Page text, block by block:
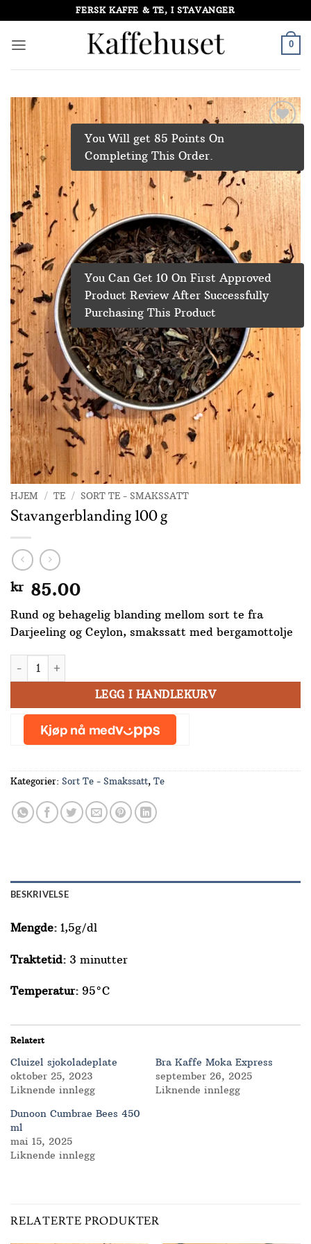
to
content
FERSK KAFFE & TE, I STAVANGER
0
HJEM / TE / SORT TE - SMAKSSATT
Stavangerblanding 100 g
kr85.00
Rund og behagelig blanding mellom sort te fra
Darjeeling og Ceylon, smakssatt med bergamottolje
You Will get 85 Points On
Completing This Order.
You Can Get 10 On First Approved
Product Review After Successfully
Purchasing This Product
Stavangerblanding 100 g antall
LEGG I HANDLEKURV
Kategorier: Sort Te - Smakssatt, Te
BESKRIVELSE
Mengde: 1,5g/dl
Traktetid: 3 minutter
Temperatur: 95°C
Relatert
Cluizel sjokoladeplate
oktober 25, 2023
Liknende innlegg
Bra Kaffe Moka Express
september 26, 2025
Liknende innlegg
Dunoon Cumbrae Bees 450
ml
mai 15, 2025
Liknende innlegg
RELATERTE PRODUKTER